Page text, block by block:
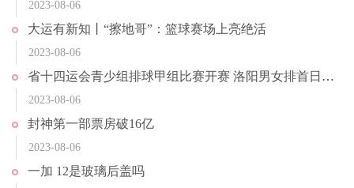
2023-08-06
大运有新知丨“擦地哥”：篮球赛场上亮绝活
2023-08-06
省十四运会青少组排球甲组比赛开赛 洛阳男女排首日取得“开门红”
2023-08-06
封神第一部票房破16亿
2023-08-06
一加 12是玻璃后盖吗